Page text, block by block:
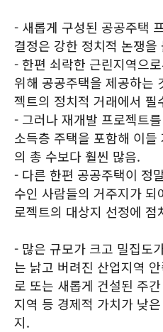
- 새롭게 구성된 공공주택
결정은 강한 정치적 논쟁을
- 한편 쇠락한 근린지역으
위해 공공주택을 제공하는
젝트의 정치적 거래에서 필
- 그러나 재개발 프로젝트
소득층 주택을 포함해 이
의 총 수보다 훨씬 많음.
- 다른 한편 공공주택이 정
수인 사람들의 거주지가
로젝트의 대상지 선정에 점
- 많은 규모가 크고 밀집도
는 낡고 버려진 산업지역
로 또는 새롭게 건설된 주
지역 등 경제적 가치가 낮
지.